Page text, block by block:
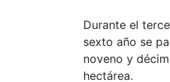
Durante el
sexto año se
noveno y
hectárea.